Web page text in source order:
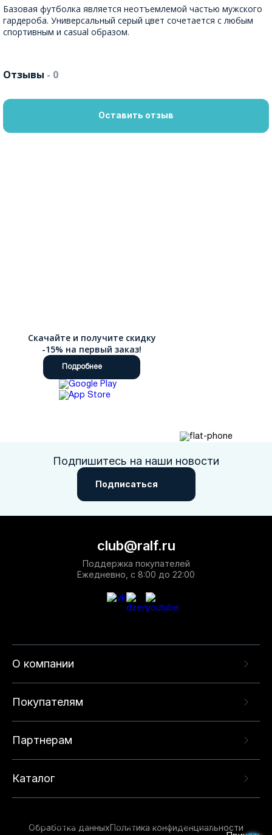
Базовая футболка является неотъемлемой частью мужского
гардероба. Универсальный серый цвет сочетается с любым
спортивным и casual образом.
Отзывы - 0
Оставить отзыв
Скачайте и получите скидку
-15% на первый заказ!
Подробнее
Подпишитесь на наши новости
Подписаться
О компании
Покупателям
Партнерам
Каталог
club@ralf.ru
Поддержка покупателей
Ежедневно, с 8:00 до 22:00
Обработка данныхПолитика конфиденциальности
опыта на нашем сайте. Продолжая использовать